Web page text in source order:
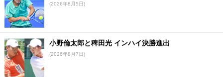
(2026年8月5日)
小野倫太郎と稗田光 インハイ決勝進出
(2026年8月7日)